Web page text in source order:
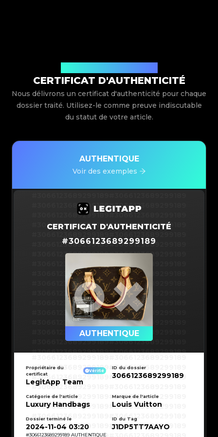
CERTIFICAT D'AUTHENTICITÉ
Nous délivrons un certificat d'authenticité pour chaque
dossier traité. Utilisez-le comme preuve indiscutable
du statut de votre article.
AUTHENTIQUE
Voir des exemples
#3066123689299189#3066123689299189
#3066123689299189#3066123689299189
#3066123689299189#3066123689299189
#3066123689299189#3066123689299189
#3066123689299189#3066123689299189
#3066123689299189#3066123689299189
#3066123689299189#3066123689299189
#3066123689299189#3066123689299189
#3066123689299189#3066123689299189
#3066123689299189#3066123689299189
#3066123689299189#3066123689299189
#3066123689299189#3066123689299189
#3066123689299189#3066123689299189
#3066123689299189#3066123689299189
#3066123689299189
#3066123689299189
#3066123689299189
#3066123689299189
#3066123689299189
#3066123689299189
#3066123689299189
#3066123689299189
#3066123689299189
#3066123689299189
#3066123689299189
CERTIFICAT D'AUTHENTICITÉ
#3066123689299189
AUTHENTIQUE
#3066123689299189
#3066123689299189
#3066123689299189
#3066123689299189
#3066123689299189
#3066123689299189
#3066123689299189
#3066123689299189
#3066123689299189
#3066123689299189
#3066123689299189
#3066123689299189
#3066123689299189
Propriétaire du
certificat
Vérifié
LegitApp Team
ID du dossier
3066123689299189
Catégorie de l'article
Luxury Handbags
Marque de l'article
Louis Vuitton
Dossier terminé le
2024-11-04 03:20
ID du Tag
J1DP5TT7AAYO
#3066123689299189 AUTHENTIQUE